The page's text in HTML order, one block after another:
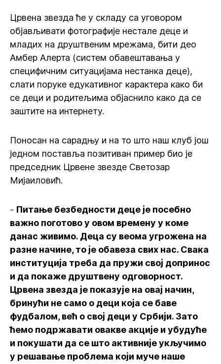
Црвена звезда ће у складу са уговором
објављивати фотографије нестале деце и
младих на друштвеним мрежама, бити део
Амбер Алерта (систем обавештавања у
специфичним ситуацијама нестанка деце),
слати поруке едукативног карактера како би
се деци и родитељима објаснило како да се
заштите на интернету.
Поносан на сарадњу и на то што наш клуб још
једном поставља позитиван пример био је
председник Црвене звезде Светозар
Мијаиловић.
- Питање безбедности деце је посебно
важно поготово у овом времену у коме
данас живимо. Деца су веома угрожена на
разне начине, то је обавеза свих нас. Свака
институција треба да пружи свој допринос
и да покаже друштвену одговорност.
Црвена звезда је показује на овај начин,
бринући не само о деци која се баве
фудбалом, већ о свој деци у Србији. Зато
ћемо подржавати овакве акције и убудуће
и покушати да се што активније укључимо
у решавање проблема који муче наше